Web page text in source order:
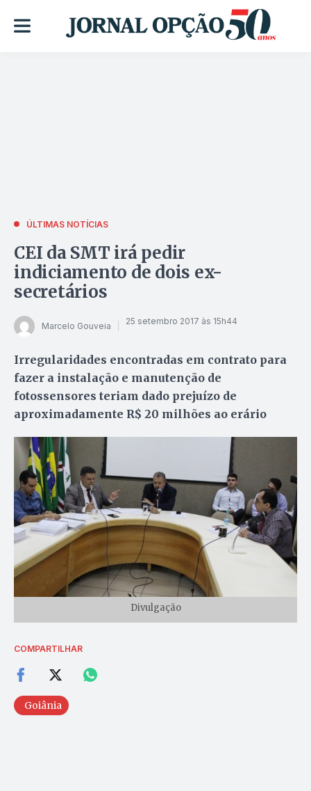
ÚLTIMAS NOTÍCIAS
CEI da SMT irá pedir
indiciamento de dois ex-
secretários
Marcelo Gouveia 25 setembro 2017 às 15h44
Irregularidades encontradas em contrato para
fazer a instalação e manutenção de
fotossensores teriam dado prejuízo de
aproximadamente R$ 20 milhões ao erário
Divulgação
COMPARTILHAR
Goiânia